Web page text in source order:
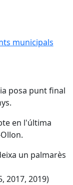
municipals
posa punt final
en l'última
un palmarès
2017, 2019)